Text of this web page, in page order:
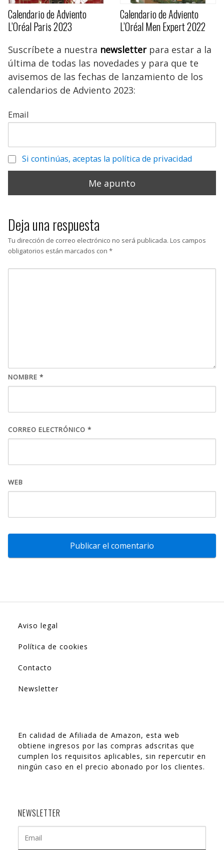
Calendario de Adviento
L’Oréal Paris 2023
Calendario de Adviento
L’Oréal Men Expert 2022
Suscríbete a nuestra newsletterpara estar a la
última de todas las novedades y para que te
avisemos de las fechas de lanzamiento de los
calendarios de Adviento 2023:
Email
Si continúas, aceptas la política de privacidad
Deja una respuesta
Tu dirección de correo electrónico no será publicada. Los campos
obligatorios están marcados con *
NOMBRE *
CORREO ELECTRÓNICO *
WEB
Aviso legal
Política de cookies
Contacto
Newsletter
En calidad de Afiliada de Amazon, esta web
obtiene ingresos por las compras adscritas que
cumplen los requisitos aplicables, sin repercutir en
ningún caso en el precio abonado por los clientes.
NEWSLETTER